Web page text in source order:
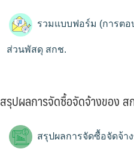
รวมแบบฟอร์ม (การตอ
ส่วนพัสดุ สกช.
สรุปผลการจัดซื้อจัดจ้างของ ส
สรุปผลการจัดซื้อจัดจ้า